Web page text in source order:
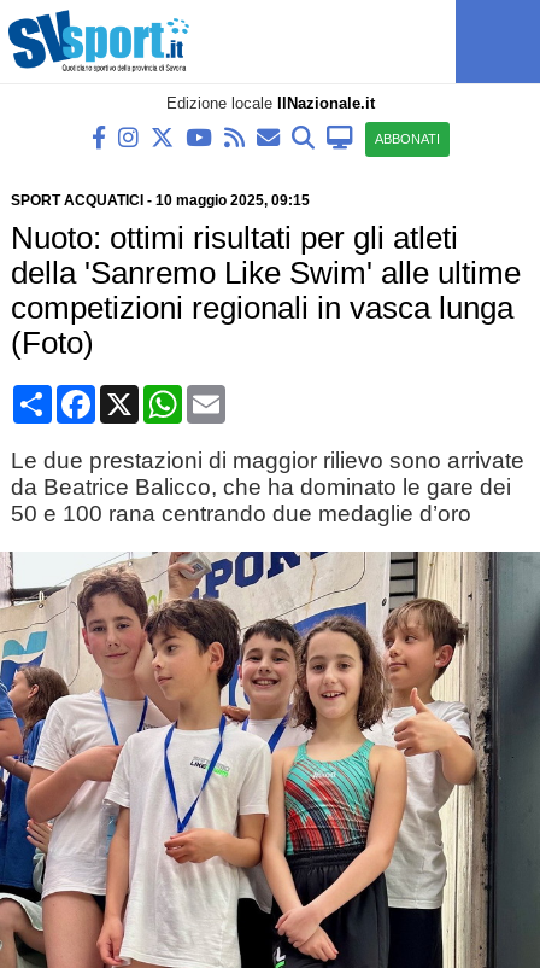
Edizione locale IlNazionale.it
ABBONATI
SPORT ACQUATICI - 10 maggio 2025, 09:15
Nuoto: ottimi risultati per gli atleti
della 'Sanremo Like Swim' alle ultime
competizioni regionali in vasca lunga
(Foto)
CondividiFacebook
X WhatsApp
Email
Le due prestazioni di maggior rilievo sono arrivate
da Beatrice Balicco, che ha dominato le gare dei
50 e 100 rana centrando due medaglie d’oro